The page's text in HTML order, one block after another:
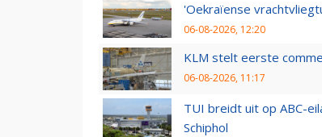
'Oekraïense
06-08-2026, 12:20
KLM stelt eerste
06-08-2026, 11:17
TUI breidt uit op ABC-
Schiphol